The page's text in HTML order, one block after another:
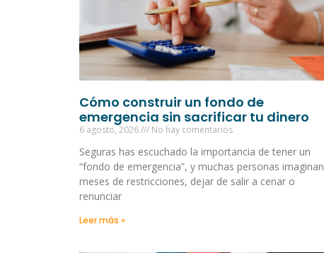
Cómo construir un fondo de
emergencia sin sacrificar tu dinero
6 agosto, 2026 No hay comentarios
Seguras has escuchado la importancia de tener un
“fondo de emergencia”, y muchas personas imaginan
meses de restricciones, dejar de salir a cenar o
renunciar
Leer más »